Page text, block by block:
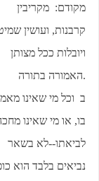
מקודם: מקריבין
קרבנות, ועושין
ויובלות ככל מצותן
האמורה בתורה.
ב וכל מי שאינו
בו, או מי שאינו
לביאתו--לא בשאר
נביאים בלבד הוא